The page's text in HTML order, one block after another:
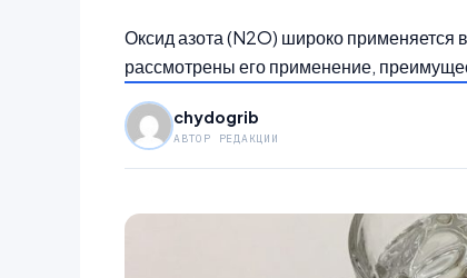
Оксид азота (N2O) широко применяется
рассмотрены его применение,
chydogrib
АВТОР РЕДАКЦИИ